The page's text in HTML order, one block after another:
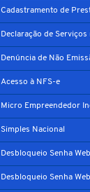
Cadastramento de
Declaração de Serviços
Denúncia de Não
Acesso à NFS-e
Micro Empreendedor
Simples Nacional
Desbloqueio Senha
Desbloqueio Senha